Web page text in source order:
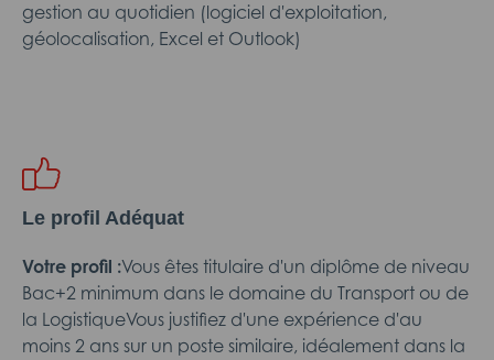
gestion au quotidien (logiciel d'exploitation,
géolocalisation, Excel et Outlook)
Le profil Adéquat
Votre profil :Vous êtes titulaire d'un diplôme de niveau
Bac+2 minimum dans le domaine du Transport ou de
la LogistiqueVous justifiez d'une expérience d'au
moins 2 ans sur un poste similaire, idéalement dans la